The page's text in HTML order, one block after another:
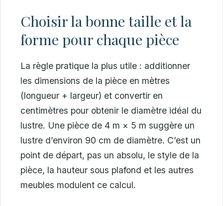
Choisir la bonne taille et la
forme pour chaque pièce
La règle pratique la plus utile : additionner
les dimensions de la pièce en mètres
(longueur + largeur) et convertir en
centimètres pour obtenir le diamètre idéal du
lustre. Une pièce de 4 m × 5 m suggère un
lustre d’environ 90 cm de diamètre. C’est un
point de départ, pas un absolu, le style de la
pièce, la hauteur sous plafond et les autres
meubles modulent ce calcul.